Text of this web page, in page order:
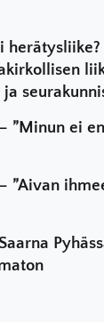
”Minun ei
”Aivan